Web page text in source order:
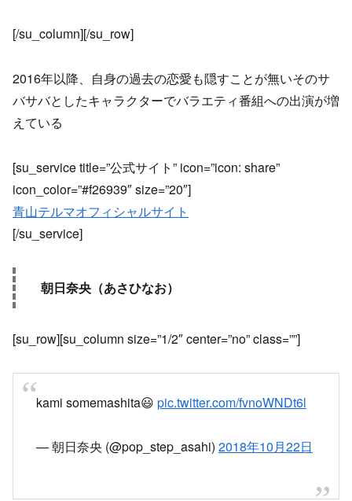
[/su_column][/su_row]
2016年以降、自身の過去の恋愛も隠すことが無いそのサ
バサバとしたキャラクターでバラエティ番組への出演が増
えている
[su_service title=”公式サイト” icon=”icon: share”
icon_color=”#f26939″ size=”20″]
青山テルマオフィシャルサイト
[/su_service]
朝日奈央（あさひなお）
[su_row][su_column size=”1/2″ center=”no” class=””]
kami somemashita😃 pic.twitter.com/fvnoWNDt6l
— 朝日奈央 (@pop_step_asahi) 2018年10月22日